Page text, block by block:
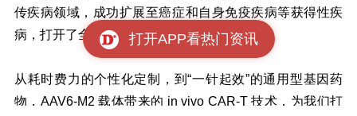
传疾病领域，成功扩展至癌症和自身免疫疾病等获得性疾
病，打开了全新的想象空间。
从耗时费力的个性化定制，到“一针起效”的通用型基因药
物，AAV6-M2 载体带来的 in vivo CAR-T 技术，为我们打
打开APP看热门资讯